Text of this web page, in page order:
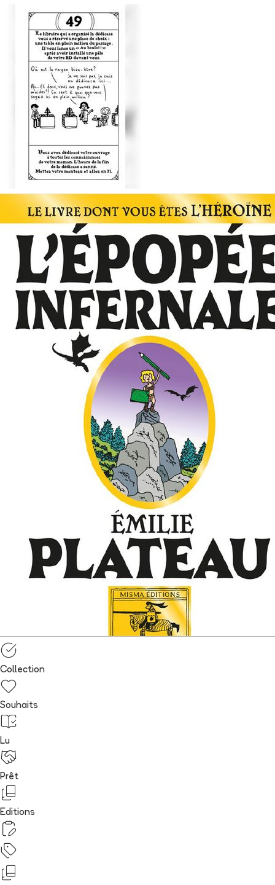
Collection
Souhaits
Lu
Prêt
Editions